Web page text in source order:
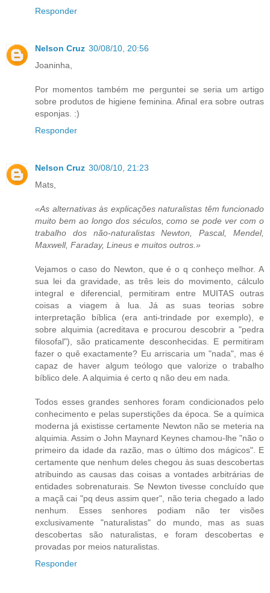
Responder
Nelson Cruz 30/08/10, 20:56
Joaninha,
Por momentos também me perguntei se seria um artigo
sobre produtos de higiene feminina. Afinal era sobre outras
esponjas. :)
Responder
Nelson Cruz 30/08/10, 21:23
Mats,
«As alternativas às explicações naturalistas têm funcionado
muito bem ao longo dos séculos, como se pode ver com o
trabalho dos não-naturalistas Newton, Pascal, Mendel,
Maxwell, Faraday, Lineus e muitos outros.»
Vejamos o caso do Newton, que é o q conheço melhor. A
sua lei da gravidade, as três leis do movimento, cálculo
integral e diferencial, permitiram entre MUITAS outras
coisas a viagem à lua. Já as suas teorias sobre
interpretação bíblica (era anti-trindade por exemplo), e
sobre alquimia (acreditava e procurou descobrir a "pedra
filosofal"), são praticamente desconhecidas. E permitiram
fazer o quê exactamente? Eu arriscaria um "nada", mas é
capaz de haver algum teólogo que valorize o trabalho
bíblico dele. A alquimia é certo q não deu em nada.
Todos esses grandes senhores foram condicionados pelo
conhecimento e pelas superstições da época. Se a química
moderna já existisse certamente Newton não se meteria na
alquimia. Assim o John Maynard Keynes chamou-lhe "não o
primeiro da idade da razão, mas o último dos mágicos". E
certamente que nenhum deles chegou às suas descobertas
atribuindo as causas das coisas a vontades arbitrárias de
entidades sobrenaturais. Se Newton tivesse concluído que
a maçã cai "pq deus assim quer", não teria chegado a lado
nenhum. Esses senhores podiam não ter visões
exclusivamente "naturalistas" do mundo, mas as suas
descobertas são naturalistas, e foram descobertas e
provadas por meios naturalistas.
Responder